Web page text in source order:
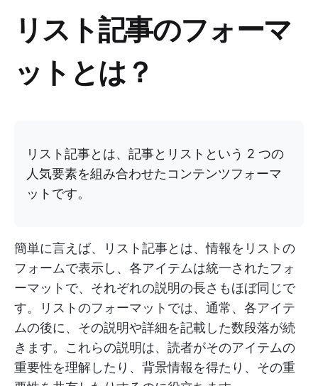
リスト記事のフォーマ
ットとは？
リスト記事とは、記事とリストという 2 つの
人気要素を組み合わせたコンテンツフォーマ
ットです。
簡単に言えば、リスト記事とは、情報をリストの
フォームで表示し、各アイテムは統一されたフォ
ーマットで、それぞれの説明の長さもほぼ同じで
す。リストのフォーマットでは、通常、各アイテ
ムの後に、その説明や詳細を記載した数段落が続
きます。これらの説明は、読者がそのアイテムの
重要性を理解したり、背景情報を得たり、その重